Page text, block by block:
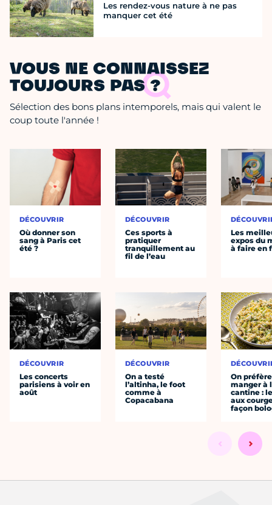
Les rendez-vous nature à ne pas
manquer cet été
VOUS NE CONNAISSEZ
TOUJOURS PAS ?
Sélection des bons plans intemporels, mais qui valent le
coup toute l'année !
DÉCOUVRIR
Où donner son
sang à Paris cet
été ?
DÉCOUVRIR
Les concerts
parisiens à voir en
août
DÉCOUVRIR
Ces sports à
pratiquer
tranquillement au
fil de l’eau
DÉCOUVRIR
On a testé
l’altinha, le foot
comme à
Copacabana
Les
expos du
à faire en
On préfère
manger à
cantine :
aux
façon